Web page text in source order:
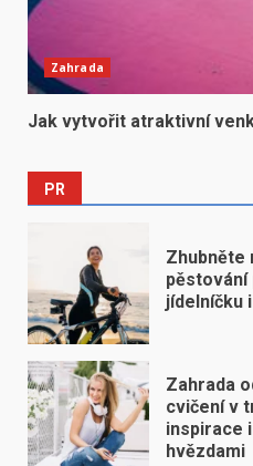
Zahrada
Jak vytvořit atraktivní
PR
Zhubněte
pěstování
jídelníčku
Zahrada
cvičení v
inspirace
hvězdami